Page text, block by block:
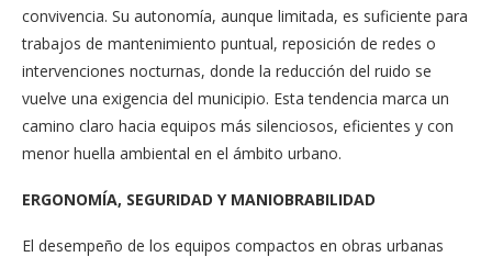
convivencia. Su autonomía, aunque limitada, es suficiente para
trabajos de mantenimiento puntual, reposición de redes o
intervenciones nocturnas, donde la reducción del ruido se
vuelve una exigencia del municipio. Esta tendencia marca un
camino claro hacia equipos más silenciosos, eficientes y con
menor huella ambiental en el ámbito urbano.
ERGONOMÍA, SEGURIDAD Y MANIOBRABILIDAD
El desempeño de los equipos compactos en obras urbanas